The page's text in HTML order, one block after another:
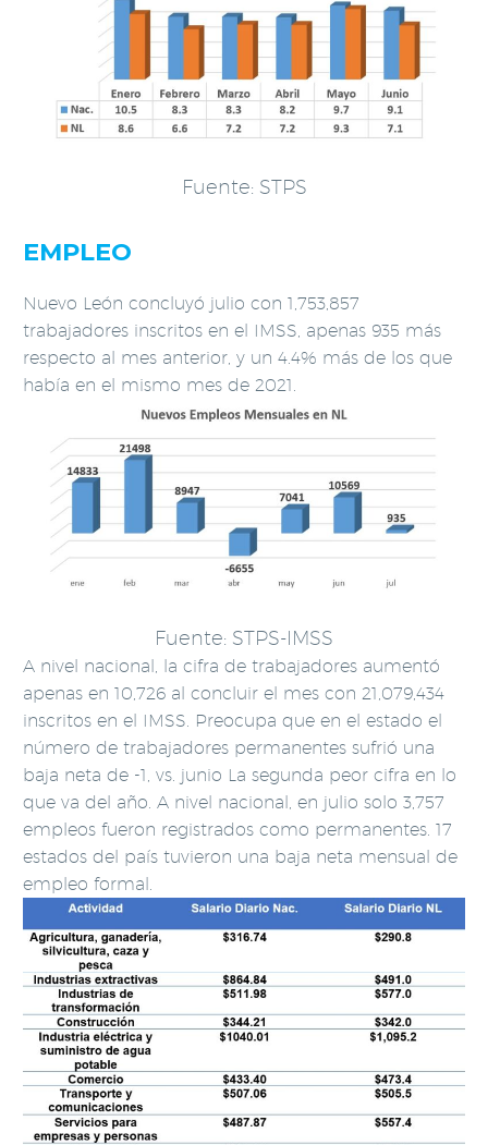
Fuente: STPS
EMPLEO
Nuevo León concluyó julio con 1,753,857
trabajadores inscritos en el IMSS, apenas 935 más
respecto al mes anterior, y un 4.4% más de los que
había en el mismo mes de 2021.
Fuente: STPS-IMSS
A nivel nacional, la cifra de trabajadores aumentó
apenas en 10,726 al concluir el mes con 21,079,434
inscritos en el IMSS. Preocupa que en el estado el
número de trabajadores permanentes sufrió una
baja neta de -1, vs. junio La segunda peor cifra en lo
que va del año. A nivel nacional, en julio solo 3,757
empleos fueron registrados como permanentes. 17
estados del país tuvieron una baja neta mensual de
empleo formal.